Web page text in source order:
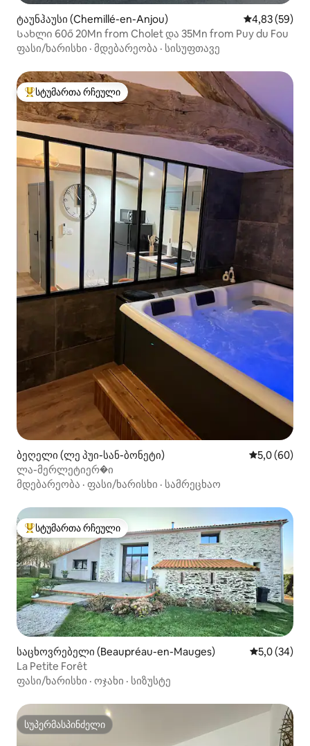
ტაუნჰაუსი (Chemillé-en-Anjou) საშუალო
4,83 (59)
Სახლი 60ő 20Mn from Cholet და 35Mn from Puy du Fou
ფასი/ხარისხი · მდებარეობა · სისუფთავე
სტუმართა რჩეული მოწინავე ვარიანტი
სტუმართა რჩეული
ბეღელი (ლე პუი-სან-ბონეტი) საშუალო
5,0 (60)
ლა-მერლეტიერ�ი
მდებარეობა · ფასი/ხარისხი · სამრეცხაო
სტუმართა რჩეული მოწინავე ვარიანტი
სტუმართა რჩეული
საცხოვრებელი (Beaupréau-en-Mauges) საშუალო
5,0 (34)
La Petite Forêt
ფასი/ხარისხი · ოჯახი · სიზუსტე
სუპერმასპინძელი
სუპერმასპინძელი